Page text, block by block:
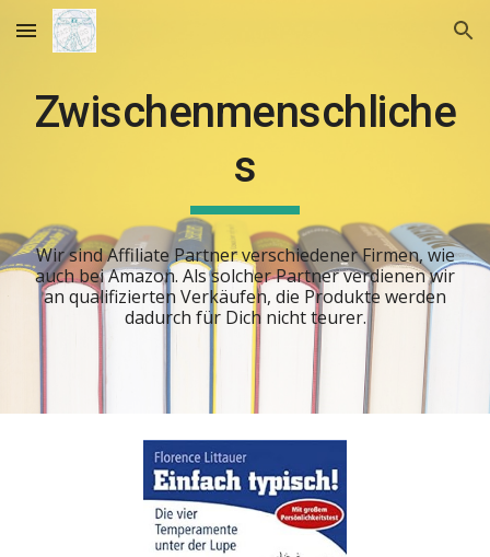
Skip to main content Skip to navigation
Zwischenmenschliche
s
Wir sindAffiliate Partner verschiedener Firmen, wie
auch bei Amazon. Als solcher Partner verdienen wir
an qualifizierten Verkäufen, die Produkte werden
dadurch für Dich nicht teurer.